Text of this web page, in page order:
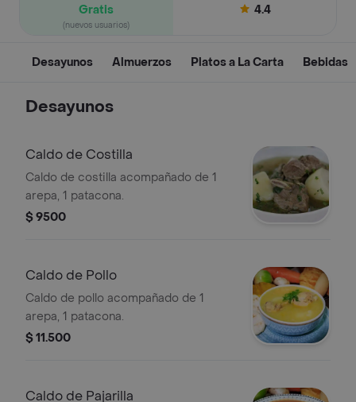
Gratis
(nuevos usuarios)
4.4
Desayunos Almuerzos Platos a La Carta Bebidas
Desayunos
Caldo de Costilla
Caldo de costilla acompañado de 1
arepa, 1 patacona.
$ 9500
Caldo de Pollo
Caldo de pollo acompañado de 1
arepa, 1 patacona.
$ 11.500
Caldo de Pajarilla